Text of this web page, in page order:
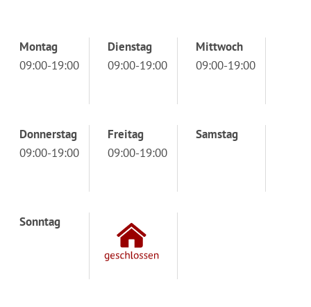
Montag
09:00-19:00
Dienstag
09:00-19:00
Mittwoch
09:00-19:00
Donnerstag
09:00-19:00
Freitag
09:00-19:00
Samstag
Sonntag